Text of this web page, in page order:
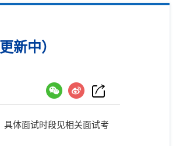
新中）
体面试时段见相关面试考